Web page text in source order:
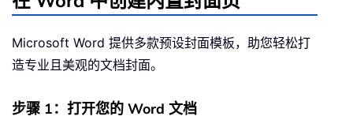
Microsoft Word 提供多款预设封面模板，助您轻松打
造专业且美观的文档封面。
步骤 1：打开您的 Word 文档